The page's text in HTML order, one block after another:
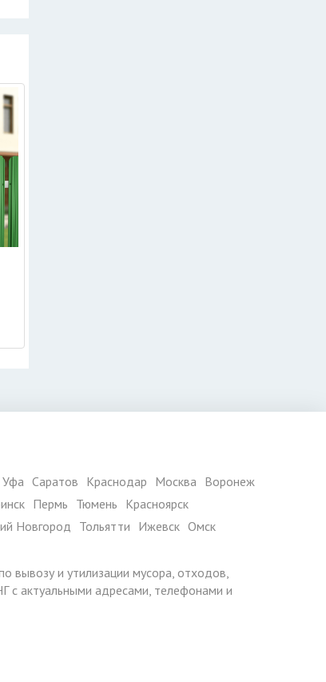
Уфа Саратов Краснодар Москва Воронеж
Пермь Тюмень Красноярск
Новгород Тольятти Ижевск Омск
вывозу и утилизации мусора, отходов,
с актуальными адресами, телефонами и